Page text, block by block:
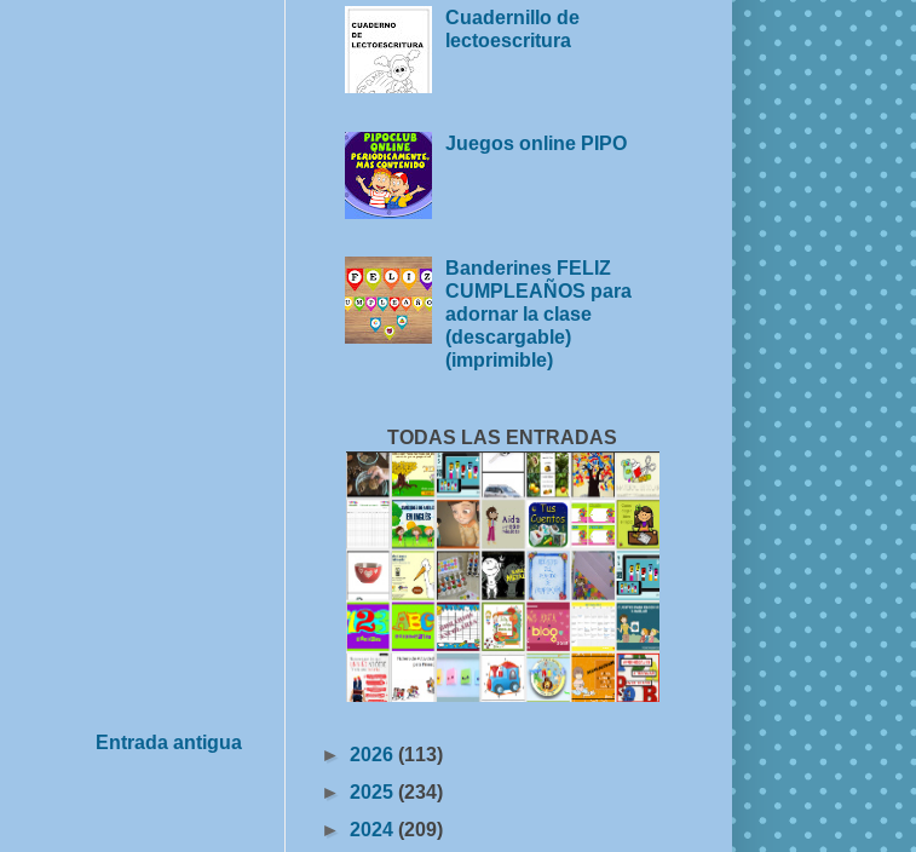
Entrada antigua
Cuadernillo de
lectoescritura
Juegos online PIPO
Banderines FELIZ
CUMPLEAÑOS para
adornar la clase
(descargable)
(imprimible)
TODAS LAS ENTRADAS
► 2026 (113)
► 2025 (234)
► 2024 (209)